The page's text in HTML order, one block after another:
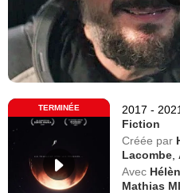
TERMINÉE 2017 - 2021
Fiction
Créée par
Lacombe ,
Avec
Mathias